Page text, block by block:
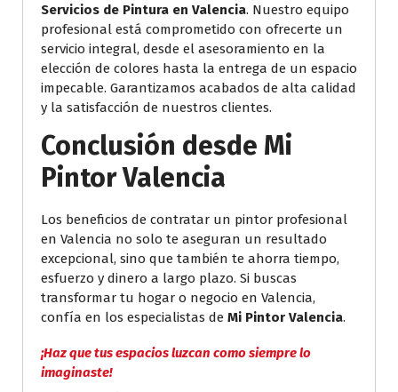
Servicios de Pintura en Valencia. Nuestro equipo
profesional está comprometido con ofrecerte un
servicio integral, desde el asesoramiento en la
elección de colores hasta la entrega de un espacio
impecable. Garantizamos acabados de alta calidad
y la satisfacción de nuestros clientes.
Conclusión desde Mi
Pintor Valencia
Los beneficios de contratar un pintor profesional
en Valencia no solo te aseguran un resultado
excepcional, sino que también te ahorra tiempo,
esfuerzo y dinero a largo plazo. Si buscas
transformar tu hogar o negocio en Valencia,
confía en los especialistas de Mi Pintor Valencia.
¡Haz que tus espacios luzcan como siempre lo
imaginaste!